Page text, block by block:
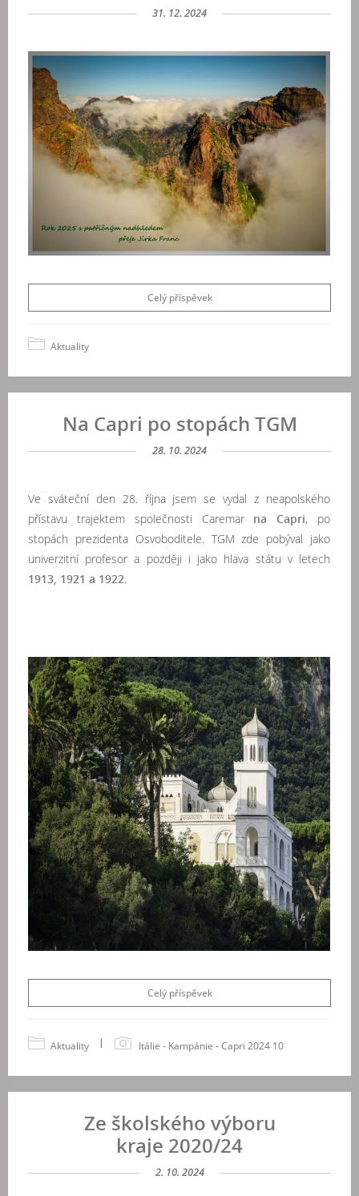
31. 12. 2024
Celý příspěvek
Aktuality
Na Capri po stopách TGM
28. 10. 2024
Ve sváteční den 28. října jsem se vydal z neapolského
přístavu trajektem společnosti Caremar na Capri, po
stopách prezidenta Osvoboditele. TGM zde pobýval jako
univerzitní profesor a později i jako hlava státu v letech
1913, 1921 a 1922.
Celý příspěvek
Aktuality | Itálie - Kampánie - Capri 2024 10
Ze školského výboru
kraje 2020/24
2. 10. 2024